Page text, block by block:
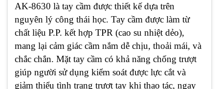
AK-8630 là tay cầm được thiết kế dựa trên
nguyên lý công thái học. Tay cầm được làm từ
chất liệu P.P. kết hợp TPR (cao su nhiệt dẻo),
mang lại cảm giác cầm nắm dễ chịu, thoải mái, và
chắc chắn. Mặt tay cầm có khả năng chống trượt
giúp người sử dụng kiểm soát được lực cắt và
giảm thiểu tình trạng trượt tay khi thao tác, ngay